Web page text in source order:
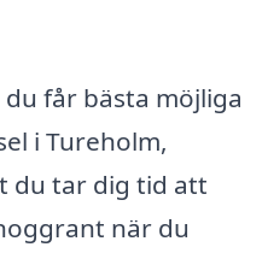
får bästa möjliga
i Tureholm,
du tar dig tid att
när du